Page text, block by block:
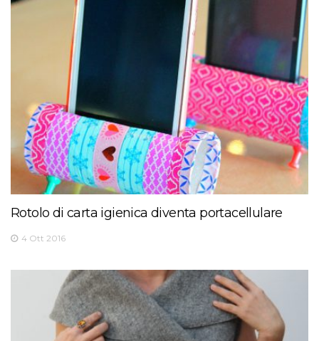
Rotolo di carta igienica diventa portacellulare
4 Ott 2016